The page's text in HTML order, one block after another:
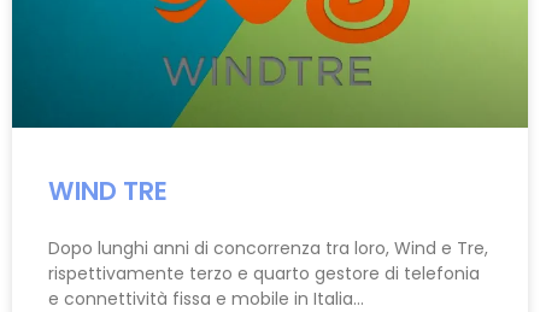
WIND TRE
Dopo lunghi anni di concorrenza tra loro, Wind e Tre,
rispettivamente terzo e quarto gestore di telefonia
e connettività fissa e mobile in Italia…